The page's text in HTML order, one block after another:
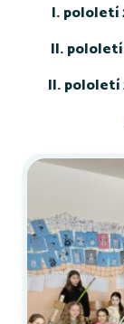
I. pololetí
II. pololetí
II. pololetí